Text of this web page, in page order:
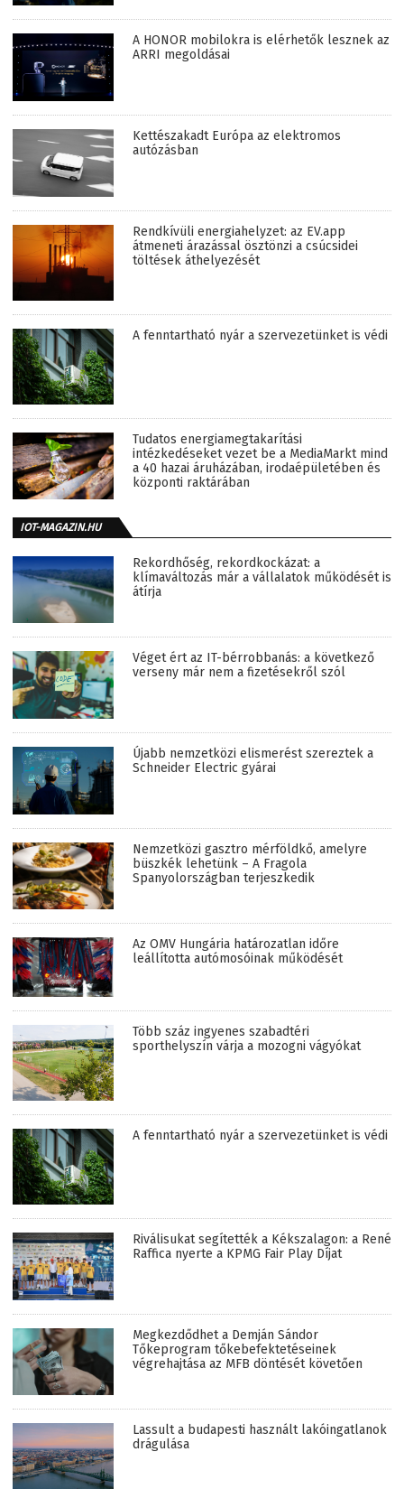
A HONOR mobilokra is elérhetők lesznek az
ARRI megoldásai
Kettészakadt Európa az elektromos
autózásban
Rendkívüli energiahelyzet: az EV.app
átmeneti árazással ösztönzi a csúcsidei
töltések áthelyezését
A fenntartható nyár a szervezetünket is védi
Tudatos energiamegtakarítási
intézkedéseket vezet be a MediaMarkt mind
a 40 hazai áruházában, irodaépületében és
központi raktárában
IOT-MAGAZIN.HU
Rekordhőség, rekordkockázat: a
klímaváltozás már a vállalatok működését is
átírja
Véget ért az IT-bérrobbanás: a következő
verseny már nem a fizetésekről szól
Újabb nemzetközi elismerést szereztek a
Schneider Electric gyárai
Nemzetközi gasztro mérföldkő, amelyre
büszkék lehetünk – A Fragola
Spanyolországban terjeszkedik
Az OMV Hungária határozatlan időre
leállította autómosóinak működését
Több száz ingyenes szabadtéri
sporthelyszín várja a mozogni vágyókat
A fenntartható nyár a szervezetünket is védi
Riválisukat segítették a Kékszalagon: a René
Raffica nyerte a KPMG Fair Play Díjat
Megkezdődhet a Demján Sándor
Tőkeprogram tőkebefektetéseinek
végrehajtása az MFB döntését követően
Lassult a budapesti használt lakóingatlanok
drágulása